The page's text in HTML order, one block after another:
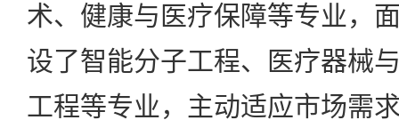
术、健康与医疗保障等专业，
设了智能分子工程、医疗器械
工程等专业，主动适应市场需